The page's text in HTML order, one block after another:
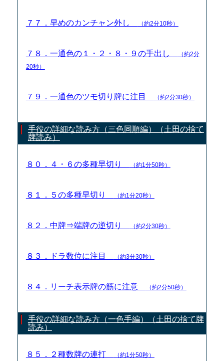
７７．早めのカンチャン外し （約2分10秒）
７８．一通色の１・２・８・９の手出し
（約2分
20秒）
７９．一通色のツモ切り牌に注目 （約2分30秒）
手役の詳細な読み方（三色同順編）（土田の捨て
牌読み）
８０．４・６の多種早切り （約1分50秒）
８１．５の多種早切り （約1分20秒）
８２．中牌⇒端牌の逆切り （約2分30秒）
８３．ドラ数位に注目 （約3分30秒）
８４．リーチ表示牌の筋に注意 （約2分50秒）
手役の詳細な読み方（一色手編）（土田の捨て牌
読み）
８５．２種数牌の連打 （約1分50秒）